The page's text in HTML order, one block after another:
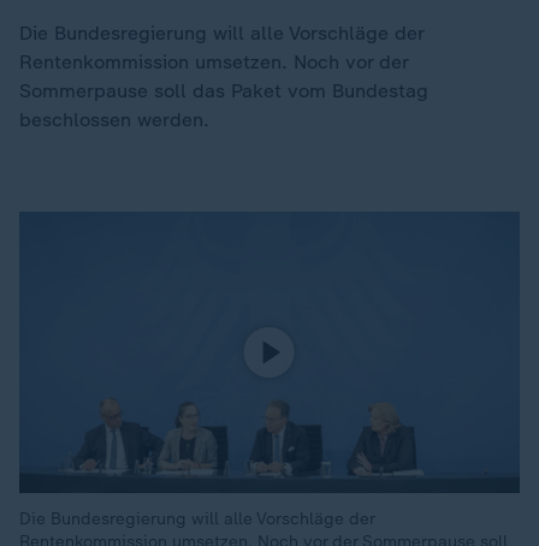
Die Bundesregierung will alle Vorschläge der
Rentenkommission umsetzen. Noch vor der
Sommerpause soll das Paket vom Bundestag
beschlossen werden.
Die Bundesregierung will alle Vorschläge der
Rentenkommission umsetzen. Noch vor der Sommerpause soll